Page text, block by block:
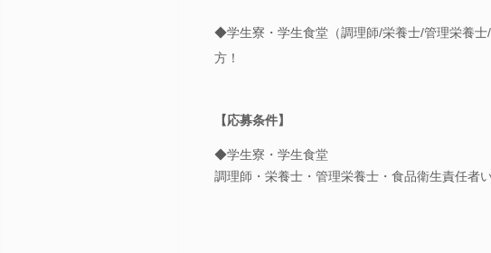
◆学生寮・学生食堂（調理師/栄養士/管理栄養
方！
【応募条件】
◆学生寮・学生食堂
調理師・栄養士・管理栄養士・食品衛生責任者